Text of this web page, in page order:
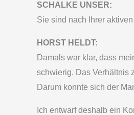
SCHALKE UNSER:
Sie sind nach Ihrer
HORST HELDT:
Damals war klar, dass
schwierig. Das Verhältnis
Darum konnte sich der
Ich entwarf deshalb ein